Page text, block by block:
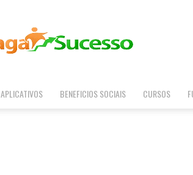
Vaga
APLICATIVOS BENEFICIOS SOCIAIS CURSOS